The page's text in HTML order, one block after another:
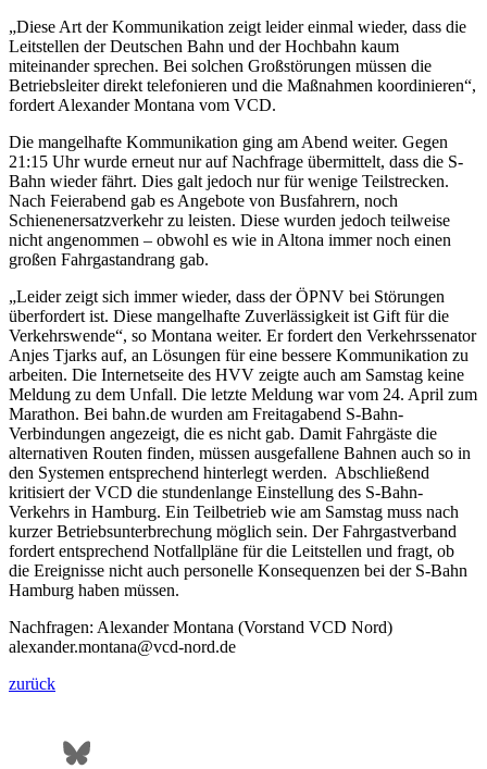
„Diese Art der Kommunikation zeigt leider einmal wieder, dass die
Leitstellen der Deutschen Bahn und der Hochbahn kaum
miteinander sprechen. Bei solchen Großstörungen müssen die
Betriebsleiter direkt telefonieren und die Maßnahmen koordinieren“,
fordert Alexander Montana vom VCD.
Die mangelhafte Kommunikation ging am Abend weiter. Gegen
21:15 Uhr wurde erneut nur auf Nachfrage übermittelt, dass die S-
Bahn wieder fährt. Dies galt jedoch nur für wenige Teilstrecken.
Nach Feierabend gab es Angebote von Busfahrern, noch
Schienenersatzverkehr zu leisten. Diese wurden jedoch teilweise
nicht angenommen – obwohl es wie in Altona immer noch einen
großen Fahrgastandrang gab.
„Leider zeigt sich immer wieder, dass der ÖPNV bei Störungen
überfordert ist. Diese mangelhafte Zuverlässigkeit ist Gift für die
Verkehrswende“, so Montana weiter. Er fordert den Verkehrssenator
Anjes Tjarks auf, an Lösungen für eine bessere Kommunikation zu
arbeiten. Die Internetseite des HVV zeigte auch am Samstag keine
Meldung zu dem Unfall. Die letzte Meldung war vom 24. April zum
Marathon. Bei bahn.de wurden am Freitagabend S-Bahn-
Verbindungen angezeigt, die es nicht gab. Damit Fahrgäste die
alternativen Routen finden, müssen ausgefallene Bahnen auch so in
den Systemen entsprechend hinterlegt werden. Abschließend
kritisiert der VCD die stundenlange Einstellung des S-Bahn-
Verkehrs in Hamburg. Ein Teilbetrieb wie am Samstag muss nach
kurzer Betriebsunterbrechung möglich sein. Der Fahrgastverband
fordert entsprechend Notfallpläne für die Leitstellen und fragt, ob
die Ereignisse nicht auch personelle Konsequenzen bei der S-Bahn
Hamburg haben müssen.
Nachfragen: Alexander Montana (Vorstand VCD Nord)
alexander.montana@vcd-nord.de
zurück